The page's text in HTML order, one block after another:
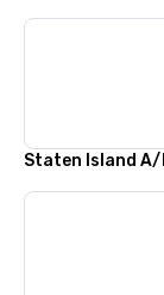
Staten Island A/